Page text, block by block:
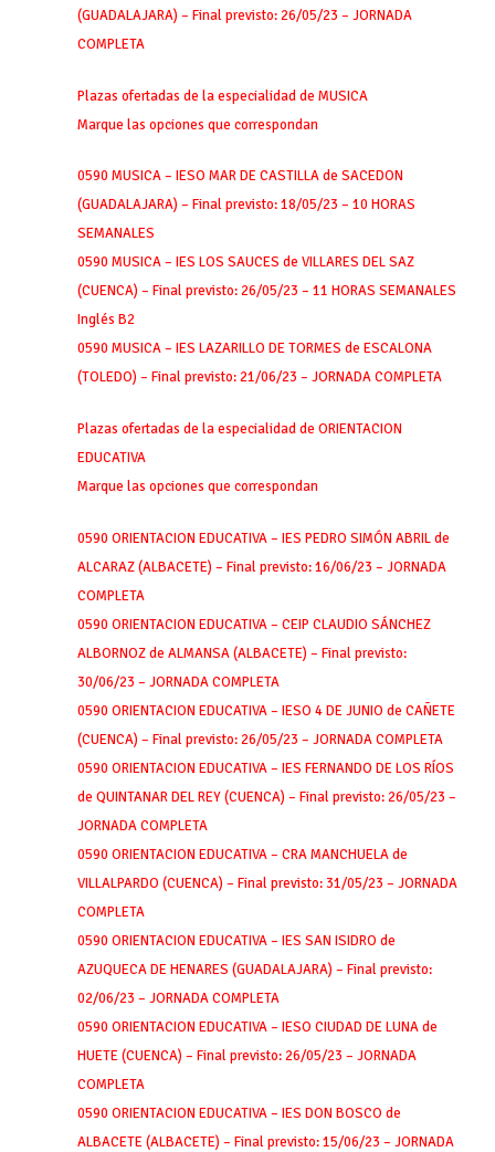
(GUADALAJARA) – Final previsto: 26/05/23 – JORNADA
COMPLETA
Plazas ofertadas de la especialidad de MUSICA
Marque las opciones que correspondan
0590 MUSICA – IESO MAR DE CASTILLA de SACEDON
(GUADALAJARA) – Final previsto: 18/05/23 – 10 HORAS
SEMANALES
0590 MUSICA – IES LOS SAUCES de VILLARES DEL SAZ
(CUENCA) – Final previsto: 26/05/23 – 11 HORAS SEMANALES
Inglés B2
0590 MUSICA – IES LAZARILLO DE TORMES de ESCALONA
(TOLEDO) – Final previsto: 21/06/23 – JORNADA COMPLETA
Plazas ofertadas de la especialidad de ORIENTACION
EDUCATIVA
Marque las opciones que correspondan
0590 ORIENTACION EDUCATIVA – IES PEDRO SIMÓN ABRIL de
ALCARAZ (ALBACETE) – Final previsto: 16/06/23 – JORNADA
COMPLETA
0590 ORIENTACION EDUCATIVA – CEIP CLAUDIO SÁNCHEZ
ALBORNOZ de ALMANSA (ALBACETE) – Final previsto:
30/06/23 – JORNADA COMPLETA
0590 ORIENTACION EDUCATIVA – IESO 4 DE JUNIO de CAÑETE
(CUENCA) – Final previsto: 26/05/23 – JORNADA COMPLETA
0590 ORIENTACION EDUCATIVA – IES FERNANDO DE LOS RÍOS
de QUINTANAR DEL REY (CUENCA) – Final previsto: 26/05/23 –
JORNADA COMPLETA
0590 ORIENTACION EDUCATIVA – CRA MANCHUELA de
VILLALPARDO (CUENCA) – Final previsto: 31/05/23 – JORNADA
COMPLETA
0590 ORIENTACION EDUCATIVA – IES SAN ISIDRO de
AZUQUECA DE HENARES (GUADALAJARA) – Final previsto:
02/06/23 – JORNADA COMPLETA
0590 ORIENTACION EDUCATIVA – IESO CIUDAD DE LUNA de
HUETE (CUENCA) – Final previsto: 26/05/23 – JORNADA
COMPLETA
0590 ORIENTACION EDUCATIVA – IES DON BOSCO de
ALBACETE (ALBACETE) – Final previsto: 15/06/23 – JORNADA